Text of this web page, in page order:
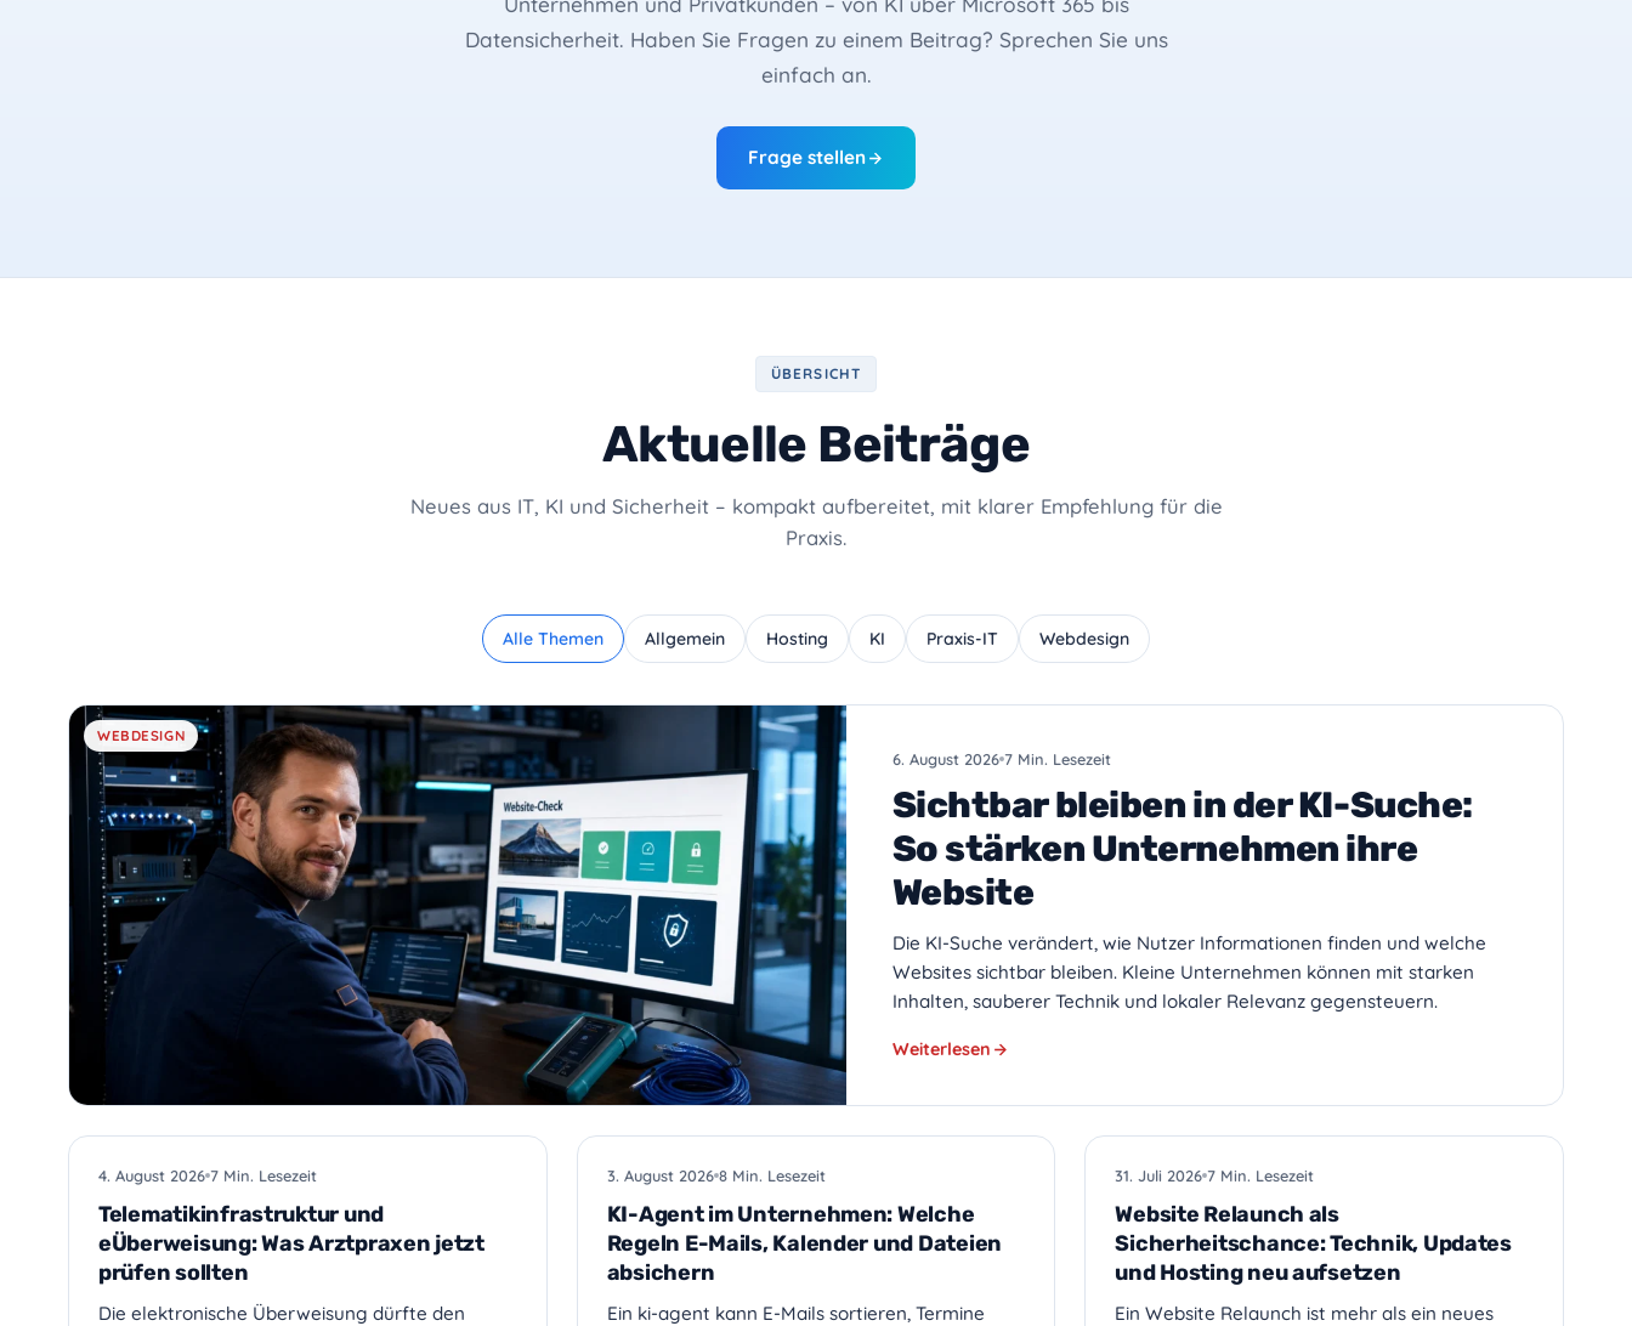
Lizenzen, Migration, Teams
Datensicherheit. Haben Sie Fragen zu einem Beitrag? Sprechen Sie uns
einfach an.
Frage stellen
ÜBERSICHT
Aktuelle Beiträge
Neues aus IT, KI und Sicherheit – kompakt aufbereitet, mit klarer Empfehlung für die
Praxis.
Alle Themen Allgemein Hosting KI Praxis-IT Webdesign
WEBDESIGN
6. August 2026 7 Min. Lesezeit
Sichtbar bleiben in der KI-Suche:
So stärken Unternehmen ihre
Website
Die KI-Suche verändert, wie Nutzer Informationen finden und welche
Websites sichtbar bleiben. Kleine Unternehmen können mit starken
Inhalten, sauberer Technik und lokaler Relevanz gegensteuern.
Weiterlesen
PRAXIS-IT
4. August 2026 7 Min. Lesezeit
Telematikinfrastruktur und
eÜberweisung: Was Arztpraxen jetzt
prüfen sollten
Die elektronische Überweisung dürfte den
KI
3. August 2026 8 Min. Lesezeit
KI-Agent im Unternehmen: Welche
Regeln E-Mails, Kalender und Dateien
absichern
Ein ki-agent kann E-Mails sortieren, Termine
WEBDESIGN
31. Juli 2026 7 Min. Lesezeit
Website Relaunch als
Sicherheitschance: Technik, Updates
und Hosting neu aufsetzen
Ein Website Relaunch ist mehr als ein neues